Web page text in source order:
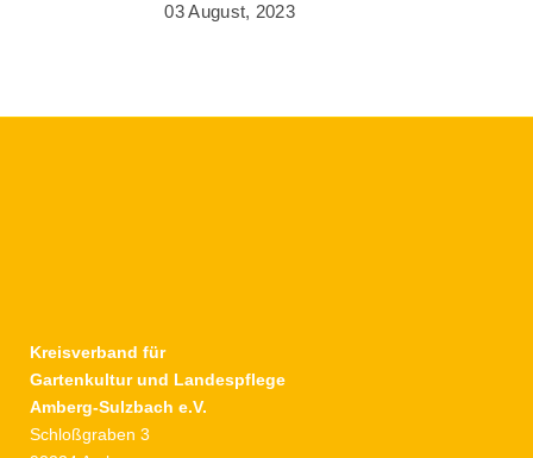
03 August, 2023
Kreisverband für
Gartenkultur und Landespflege
Amberg-Sulzbach e.V.
Schloßgraben 3